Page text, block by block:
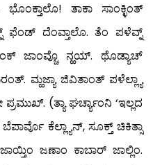
ತಾಕಾ ಸಾಂಕ್ಳಿಂತ್
ಫೆಂಡ್ ದೆಂವ್ತಾಲೊ. ತೆಂ ಪಳೆವ್ನ್
ಜಾಂವ್ಚೊ ನ್ಹಯ್. ಥೊಡ್ಯಾಚ್
ಮ್ಹಜ್ಯಾ ಜಿವಿತಾಂತ್ ಪಳೆಲ್ಲ್ಯಾ
(ತ್ಯಾ ಘರ್ಚ್ಯಾಂನಿ ‘ಇಲ್ಲದ
ಕೆಲ್ಲ್ಯಾನ್, ಸೂಕ್ತ್ ಚಿಕಿತ್ಸಾ
ಜಣಾಂ ಕಾಬಾರ್ ಜಾಲ್ಲಿಂ.